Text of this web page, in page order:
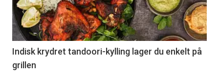
Indisk krydret tandoori-kylling lager du enkelt på
grillen